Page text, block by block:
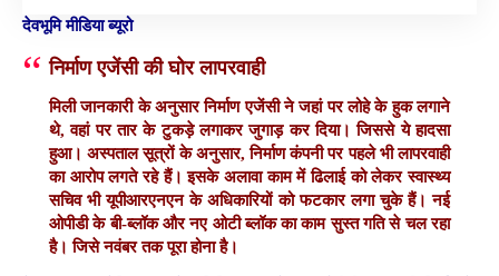
देवभूमि मीडिया ब्यूरो
निर्माण एजेंसी की घोर लापरवाही
मिली जानकारी के अनुसार निर्माण एजेंसी ने जहां पर लोहे के हुक लगाने
थे, वहां पर तार के टुकड़े लगाकर जुगाड़ कर दिया। जिससे ये हादसा
हुआ। अस्पताल सूत्रों के अनुसार, निर्माण कंपनी पर पहले भी लापरवाही
का आरोप लगते रहे हैं। इसके अलावा काम में ढिलाई को लेकर स्वास्थ्य
सचिव भी यूपीआरएनएन के अधिकारियों को फटकार लगा चुके हैं। नई
ओपीडी के बी-ब्लॉक और नए ओटी ब्लॉक का काम सुस्त गति से चल रहा
है। जिसे नवंबर तक पूरा होना है।